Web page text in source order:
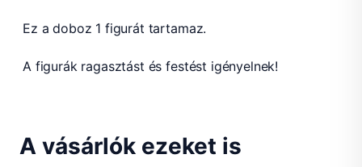
Ez a doboz 1 figurát tartamaz.
A figurák ragasztást és festést igényelnek!
A vásárlók ezeket is